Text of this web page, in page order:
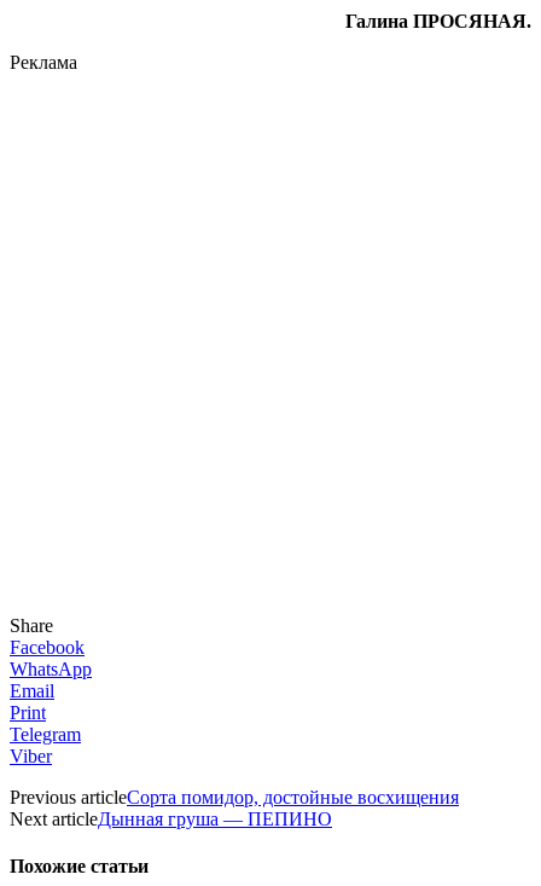
Галина ПРОСЯНАЯ.
Реклама
Share
Facebook
WhatsApp
Email
Print
Telegram
Viber
Previous articleСорта помидор, достойные восхищения
Next articleДынная груша — ПЕПИНО
Похожие статьи